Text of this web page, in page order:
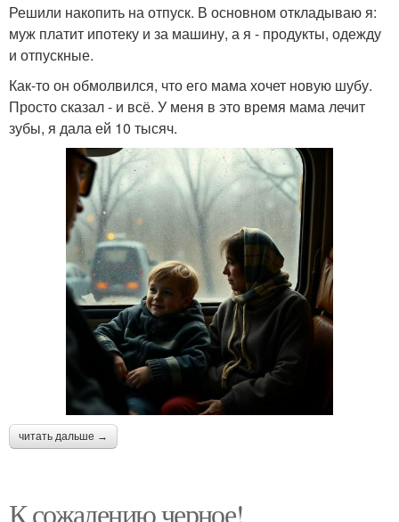
Решили накопить на отпуск. В основном откладываю я:
муж платит ипотеку и за машину, а я - продукты, одежду
и отпускные.
Как-то он обмолвился, что его мама хочет новую шубу.
Просто сказал - и всё. У меня в это время мама лечит
зубы, я дала ей 10 тысяч.
читать дальше →
К сожалению черное!